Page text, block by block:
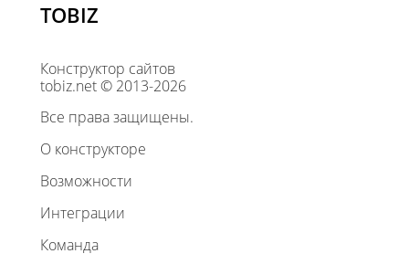
TOBIZ
Конструктор сайтов
tobiz.net © 2013-2026
Все права защищены.
О конструкторе
Возможности
Интеграции
Команда